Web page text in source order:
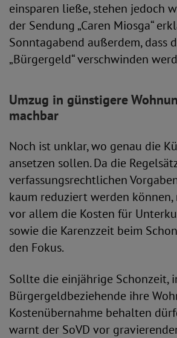
einsparen ließe, stehen jedoch
der Sendung „Caren Miosga“
Sonntagabend außerdem, dass
„Bürgergeld“ verschwinden
Umzug in günstigere
machbar
Noch ist unklar, wo genau die
ansetzen sollen. Da die
verfassungsrechtlichen
kaum reduziert werden
vor allem die Kosten für
sowie die Karenzzeit beim
den Fokus.
Sollte die einjährige Schonzeit,
Bürgergeldbeziehende ihre
Kostenübernahme behalten
warnt der SoVD vor